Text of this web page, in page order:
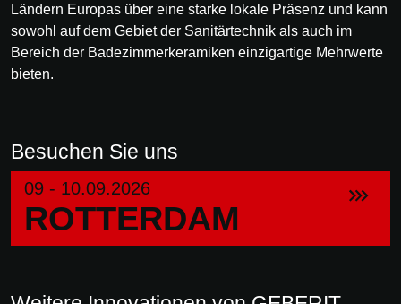
Ländern Europas über eine starke lokale Präsenz und kann
sowohl auf dem Gebiet der Sanitärtechnik als auch im
Bereich der Badezimmerkeramiken einzigartige Mehrwerte
bieten.
Besuchen Sie uns
09 - 10.09.2026
ROTTERDAM